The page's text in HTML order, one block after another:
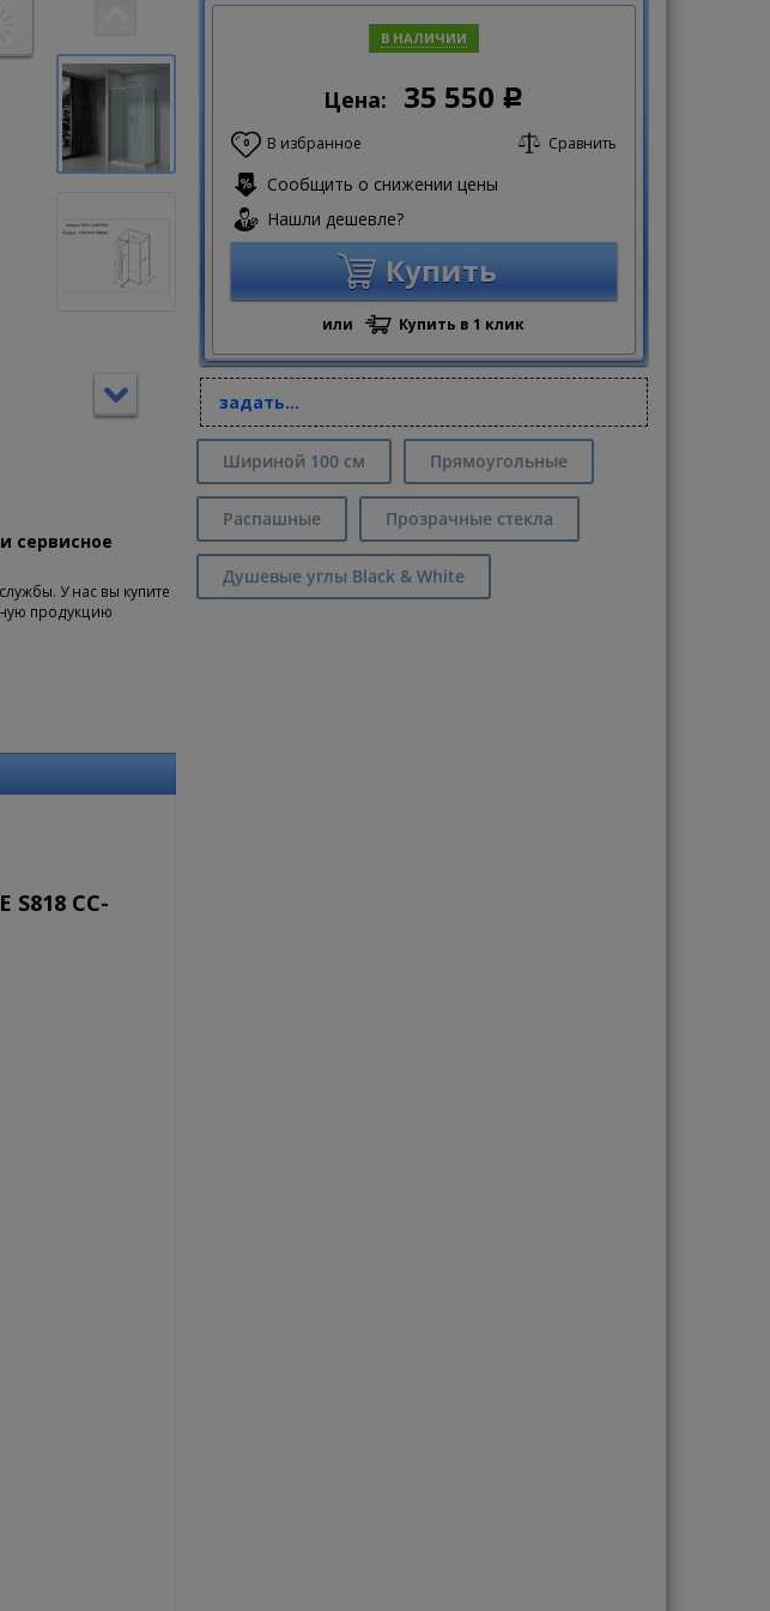
В НАЛИЧИИ
Цена: 35 550 Р
0 В избранное Сравнить
Сообщить о снижении цены
Нашли дешевле?
Купить
или Купить в 1 клик
задать...
Шириной 100 см Прямоугольные
Распашные Прозрачные стекла
Душевые углы Black & White
сервисное
У нас вы купите
продукцию
CC-